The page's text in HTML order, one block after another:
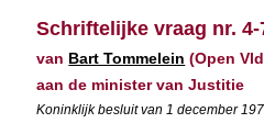
Schriftelijke vraag nr. 4-
van Bart Tommelein (Open
aan de minister van Justitie
Koninklijk besluit van 1 december